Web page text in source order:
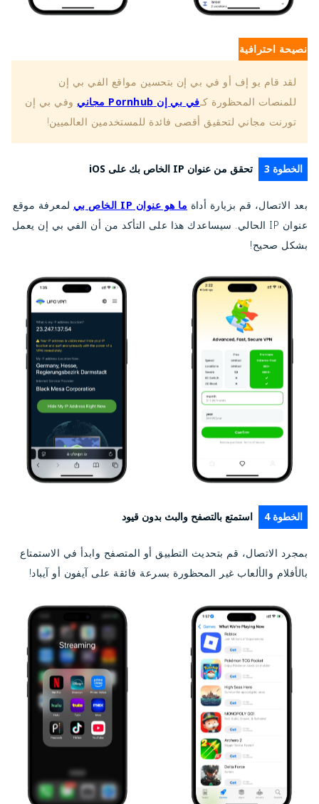
نصيحة احترافية
لقد قام يو إف أو في بي إن بتحسين مواقع الفي بي إن
للمنصات المحظورة كـفي بي إن Pornhub مجاني
وفي بي إن
تورنت مجاني لتحقيق أقصى فائدة للمستخدمين العالميين!
الخطوة 3 تحقق من عنوان IP الخاص بك على iOS
بعد الاتصال، قم بزيارة أداة ما هو عنوان IP الخاص بي
لمعرفة موقع
عنوان IP الحالي. سيساعدك هذا على التأكد من أن الفي بي إن يعمل
بشكل صحيح!
الخطوة 4 استمتع بالتصفح والبث بدون قيود
بمجرد الاتصال، قم بتحديث التطبيق أو المتصفح وابدأ في الاستمتاع
بالأفلام والألعاب غير المحظورة بسرعة فائقة على آيفون أو آيباد!